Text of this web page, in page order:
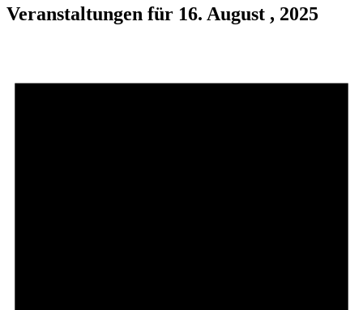
Veranstaltungen für 16. August , 2025